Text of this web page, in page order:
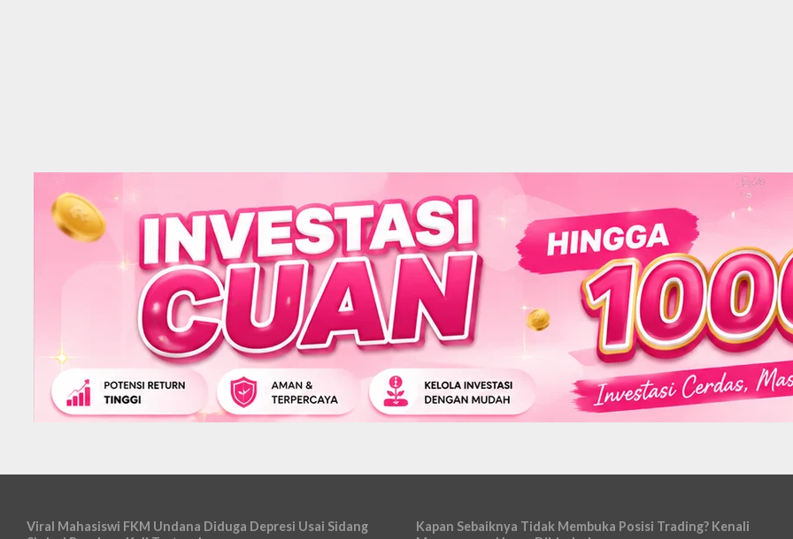
Viral Mahasiswi FKM Undana Diduga Depresi Usai Sidang
Kapan Sebaiknya Tidak Membuka Posisi Trading? Kenali